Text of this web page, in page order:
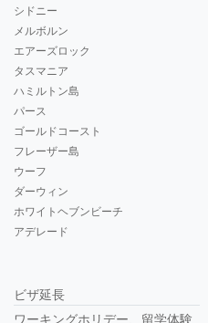
シドニー
メルボルン
エアーズロック
タスマニア
ハミルトン島
パース
ゴールドコースト
フレーザー島
ウーフ
ダーウィン
ホワイトヘブンビーチ
アデレード
ビザ延長
ワーキングホリデー、留学体験